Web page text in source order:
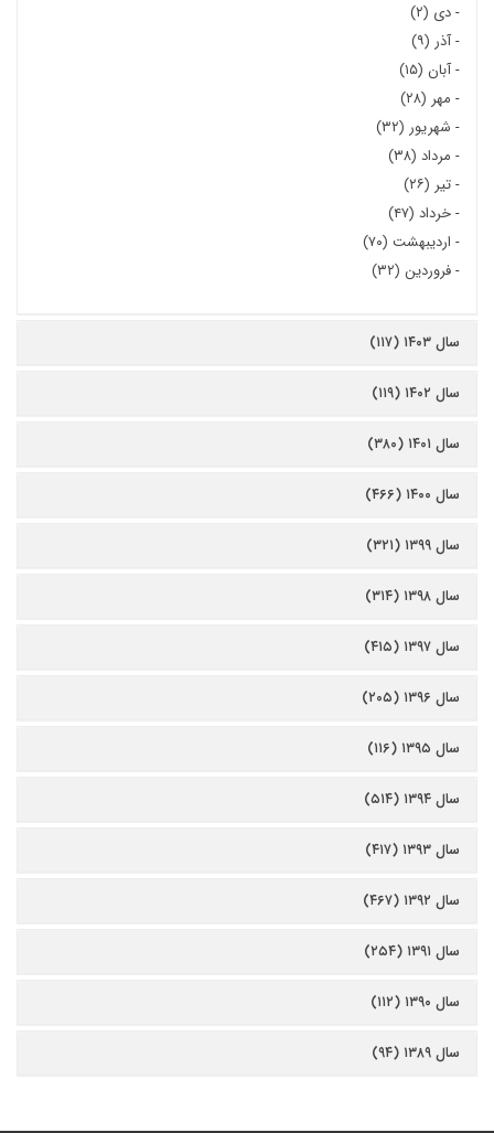
-دی (۲)
-آذر (۹)
-آبان (۱۵)
- مهر (۲۸)
- شهریور (۳۲)
- مرداد (۳۸)
-تیر (۲۶)
-خرداد (۴۷)
- اردیبهشت (۷۰)
-فروردین (۳۲)
سال ۱۴۰۳ (۱۱۷)
سال ۱۴۰۲ (۱۱۹)
سال ۱۴۰۱ (۳۸۰)
سال ۱۴۰۰ (۴۶۶)
سال ۱۳۹۹ (۳۲۱)
سال ۱۳۹۸ (۳۱۴)
سال ۱۳۹۷ (۴۱۵)
سال ۱۳۹۶ (۲۰۵)
سال ۱۳۹۵ (۱۱۶)
سال ۱۳۹۴ (۵۱۴)
سال ۱۳۹۳ (۴۱۷)
سال ۱۳۹۲ (۴۶۷)
سال ۱۳۹۱ (۲۵۴)
سال ۱۳۹۰ (۱۱۲)
سال ۱۳۸۹ (۹۴)